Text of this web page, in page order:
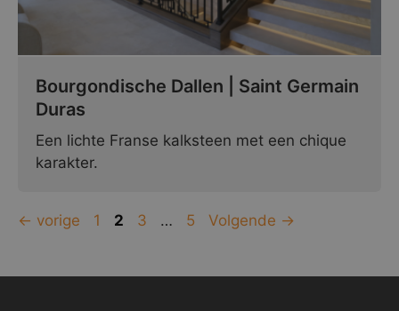
Bourgondische Dallen | Saint Germain
Duras
Een lichte Franse kalksteen met een chique
karakter.
← vorige Pagina
1 Pagina
2 Pagina
3 … Pagina
5 Volgende →